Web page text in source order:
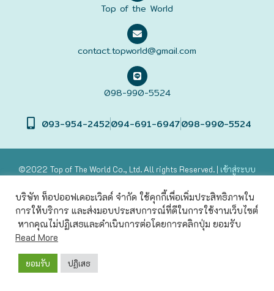
Top of the World
contact.topworld@gmail.com
098-990-5524
093-954-2452094-691-6947098-990-5524
©2022 Top of The World Co., Ltd. All rights Reserved. | เข้าสู่ระบบ
Powered by
บริษัท ท็อปออฟเดอะเวิลด์ จำกัด ใช้คุกกี้เพื่อเพิ่มประสิทธิภาพใน
การให้บริการ และส่งมอบประสบการณ์ที่ดีในการใช้งานเว็บไซต์
หากคุณไม่ปฏิเสธและดำเนินการต่อโดยการคลิกปุ่ม ยอมรับ
Read More
ยอมรับ ปฏิเสธ
ฮาโกดาเตะ